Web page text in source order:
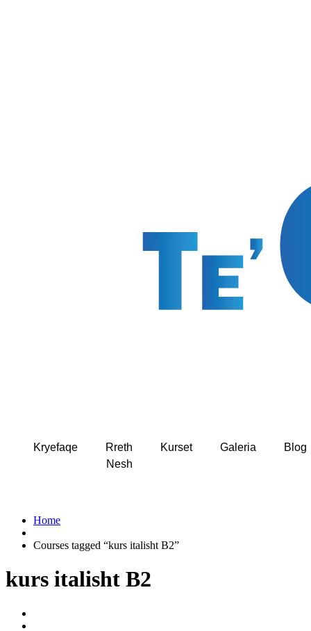
Kryefaqe
Rreth
Nesh
Kurset Galeria Blog
Home
Courses tagged “kurs italisht B2”
kurs italisht B2